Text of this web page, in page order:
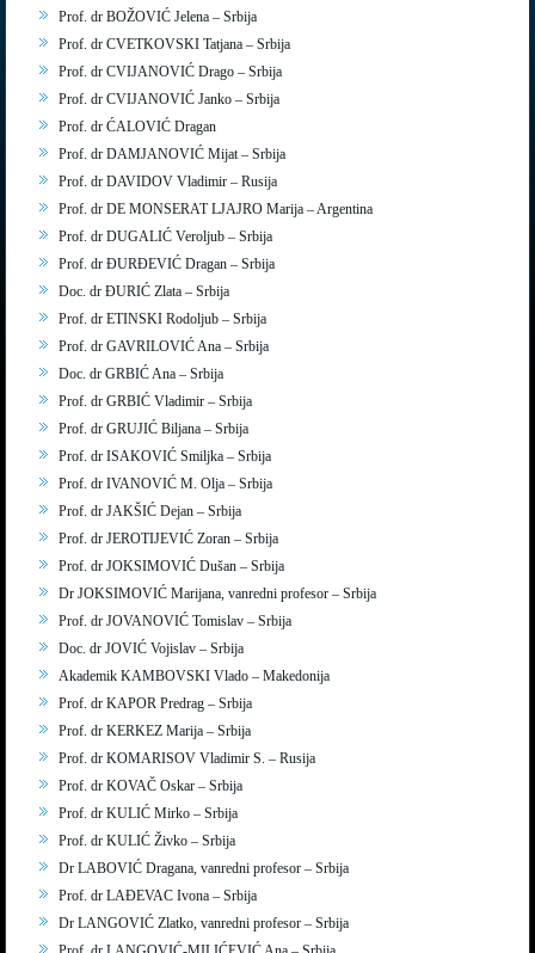
Prof. dr BOŽOVIĆ Jelena – Srbija
Prof. dr CVETKOVSKI Tatjana – Srbija
Prof. dr CVIJANOVIĆ Drago – Srbija
Prof. dr CVIJANOVIĆ Janko – Srbija
Prof. dr ĆALOVIĆ Dragan
Prof. dr DAMJANOVIĆ Mijat – Srbija
Prof. dr DAVIDOV Vladimir – Rusija
Prof. dr DE MONSERAT LJAJRO Marija – Argentina
Prof. dr DUGALIĆ Veroljub – Srbija
Prof. dr ĐURĐEVIĆ Dragan – Srbija
Doc. dr ĐURIĆ Zlata – Srbija
Prof. dr ETINSKI Rodoljub – Srbija
Prof. dr GAVRILOVIĆ Ana – Srbija
Doc. dr GRBIĆ Ana – Srbija
Prof. dr GRBIĆ Vladimir – Srbija
Prof. dr GRUJIĆ Biljana – Srbija
Prof. dr ISAKOVIĆ Smiljka – Srbija
Prof. dr IVANOVIĆ M. Olja – Srbija
Prof. dr JAKŠIĆ Dejan – Srbija
Prof. dr JEROTIJEVIĆ Zoran – Srbija
Prof. dr JOKSIMOVIĆ Dušan – Srbija
Dr JOKSIMOVIĆ Marijana, vanredni profesor – Srbija
Prof. dr JOVANOVIĆ Tomislav – Srbija
Doc. dr JOVIĆ Vojislav – Srbija
Akademik KAMBOVSKI Vlado – Makedonija
Prof. dr KAPOR Predrag – Srbija
Prof. dr KERKEZ Marija – Srbija
Prof. dr KOMARISOV Vladimir S. – Rusija
Prof. dr KOVAČ Oskar – Srbija
Prof. dr KULIĆ Mirko – Srbija
Prof. dr KULIĆ Živko – Srbija
Dr LABOVIĆ Dragana, vanredni profesor – Srbija
Prof. dr LAĐEVAC Ivona – Srbija
Dr LANGOVIĆ Zlatko, vanredni profesor – Srbija